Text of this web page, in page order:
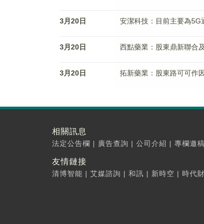
3月20日 安潔科技：目前主要為5G
3月20日 西點藥業：股東鼎新聯合
3月20日 拓新藥業：股東路可可作
相關訊息
法定公告欄 | 廣告查詢 | 公司介紹 | 專欄邀稿
友情鏈接
清博智能 | 艾媒諮詢 | 和訊 | 新時空 | 時代